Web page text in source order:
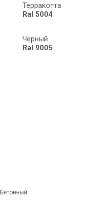
Терракотта
Ral 5004
Черный
Ral 9005
Бетонный